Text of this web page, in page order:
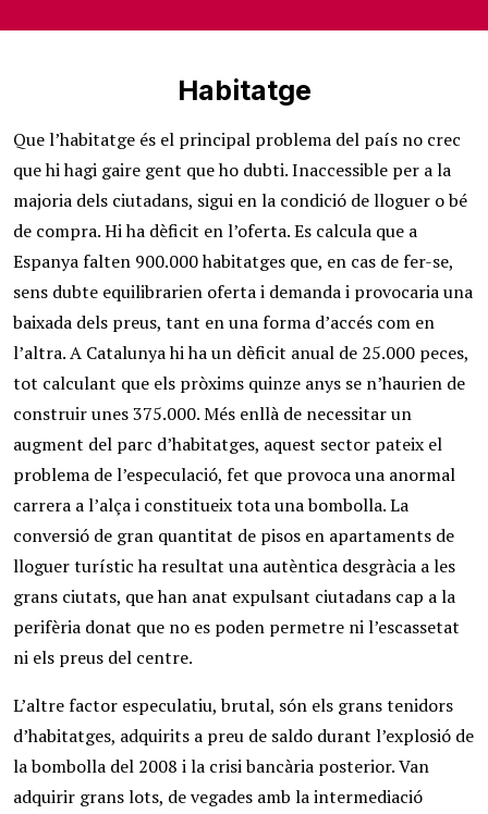
Habitatge
Que l’habitatge és el principal problema del país no crec
que hi hagi gaire gent que ho dubti. Inaccessible per a la
majoria dels ciutadans, sigui en la condició de lloguer o bé
de compra. Hi ha dèficit en l’oferta. Es calcula que a
Espanya falten 900.000 habitatges que, en cas de fer-se,
sens dubte equilibrarien oferta i demanda i provocaria una
baixada dels preus, tant en una forma d’accés com en
l’altra. A Catalunya hi ha un dèficit anual de 25.000 peces,
tot calculant que els pròxims quinze anys se n’haurien de
construir unes 375.000. Més enllà de necessitar un
augment del parc d’habitatges, aquest sector pateix el
problema de l’especulació, fet que provoca una anormal
carrera a l’alça i constitueix tota una bombolla. La
conversió de gran quantitat de pisos en apartaments de
lloguer turístic ha resultat una autèntica desgràcia a les
grans ciutats, que han anat expulsant ciutadans cap a la
perifèria donat que no es poden permetre ni l’escassetat
ni els preus del centre.
L’altre factor especulatiu, brutal, són els grans tenidors
d’habitatges, adquirits a preu de saldo durant l’explosió de
la bombolla del 2008 i la crisi bancària posterior. Van
adquirir grans lots, de vegades amb la intermediació